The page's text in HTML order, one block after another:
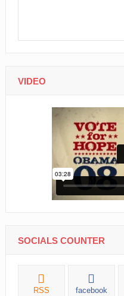
VIDEO
SOCIALS COUNTER
RSS facebook